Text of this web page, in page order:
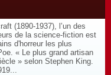
(1890-1937), l’un des
de la science-fiction est
d'horreur les plus
« Le plus grand artisan
» selon Stephen King.